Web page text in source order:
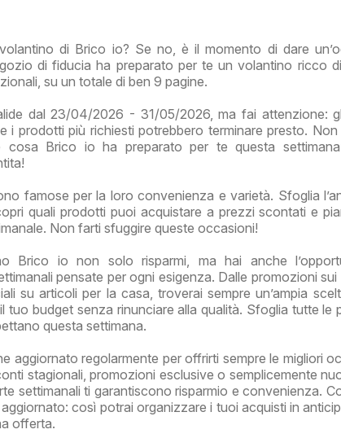
di Brico io? Se no, è il momento di dare
di fiducia ha preparato per te un volantino ricco
su un totale di ben 9 pagine.
dal 23/04/2026 - 31/05/2026, ma fai attenzione:
i prodotti più richiesti potrebbero terminare presto. Non
cosa Brico io ha preparato per te questa
famose per la loro convenienza e varietà. Sfoglia
quali prodotti puoi acquistare a prezzi scontati e
Non farti sfuggire queste occasioni!
Brico io non solo risparmi, ma hai anche
pensate per ogni esigenza. Dalle promozioni
su articoli per la casa, troverai sempre un’ampia
tuo budget senza rinunciare alla qualità. Sfoglia tutte le
questa settimana.
aggiornato regolarmente per offrirti sempre le migliori
stagionali, promozioni esclusive o semplicemente
settimanali ti garantiscono risparmio e convenienza.
così potrai organizzare i tuoi acquisti in
offerta.